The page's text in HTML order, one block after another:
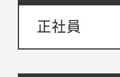
正社員